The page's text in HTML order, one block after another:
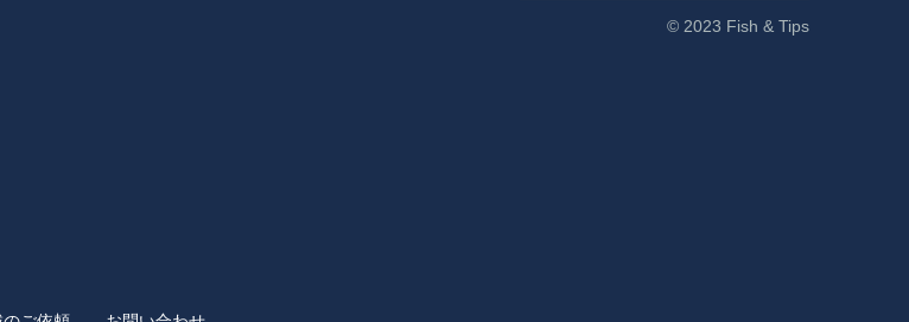
© 2023 Fish & Tips